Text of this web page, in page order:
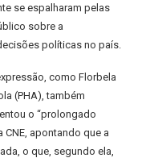
se espalharam pelas
sobre a
políticas no país.
como Florbela
(PHA), também
o “prolongado
apontando que a
o que, segundo ela,